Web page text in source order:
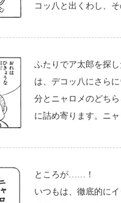
コッ八と出くわし、
ふたりでア太郎を探
は、デコッ八にさら
分とニャロメのどち
に詰め寄ります。ニャ
ところが……！
いつもは、徹底的に